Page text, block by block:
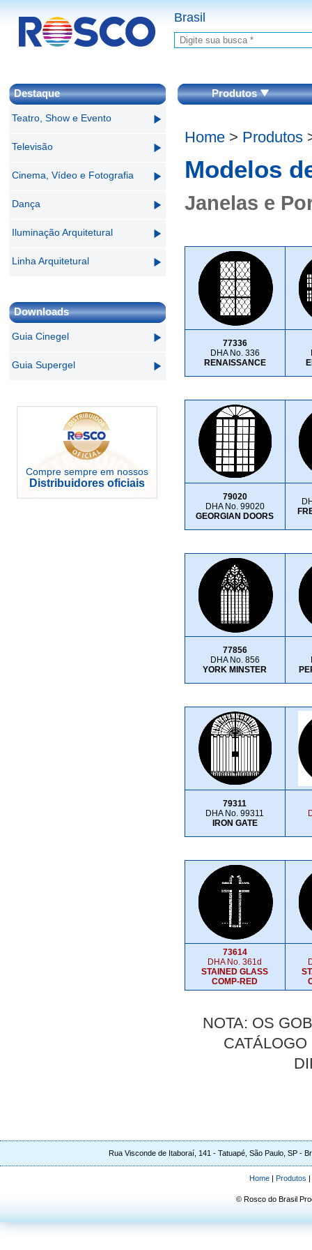
Brasil
Destaque
Teatro, Show e Evento
Televisão
Cinema, Vídeo e Fotografia
Dança
Iluminação Arquitetural
Linha Arquitetural
Downloads
Guia Cinegel
Guia Supergel
Compre sempre em nossos
Distribuidores oficiais
Produtos
Home > Produtos
Modelos
Janelas e
77336
DHA No. 336
RENAISSANCE
79020
DHA No. 99020
GEORGIAN DOORS
77856
DHA No. 856
YORK MINSTER
79311
DHA No. 99311
IRON GATE
73614
DHA No. 361d
STAINED GLASS
COMP-RED
NOTA: OS
Rua Visconde de Itaboraí, 141 - Tatuapé, São Paulo, SP -
Home |Produtos
© Rosco do Brasil